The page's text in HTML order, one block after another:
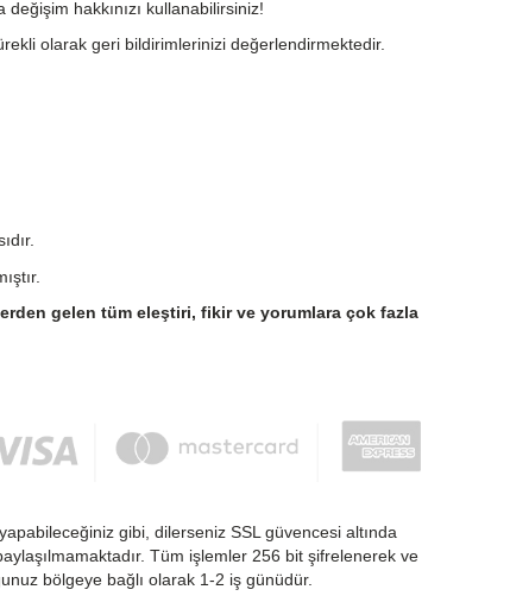
değişim hakkınızı kullanabilirsiniz!
olarak geri bildirimlerinizi değerlendirmektedir.
gelen tüm eleştiri, fikir ve yorumlara çok fazla
gibi, dilerseniz SSL güvencesi altında
Tüm işlemler 256 bit şifrelenerek ve
bölgeye bağlı olarak 1-2 iş günüdür.